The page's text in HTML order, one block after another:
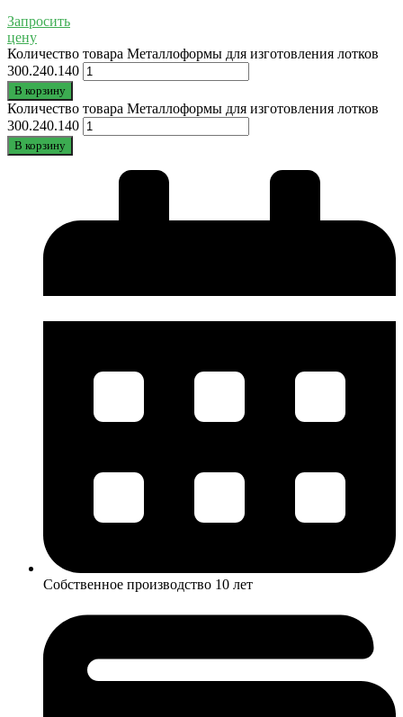
Запросить
цену
Количество товара Металлоформы для изготовления лотков
300.240.140
В корзину
Количество товара Металлоформы для изготовления лотков
300.240.140
В корзину
Собственное производство 10 лет